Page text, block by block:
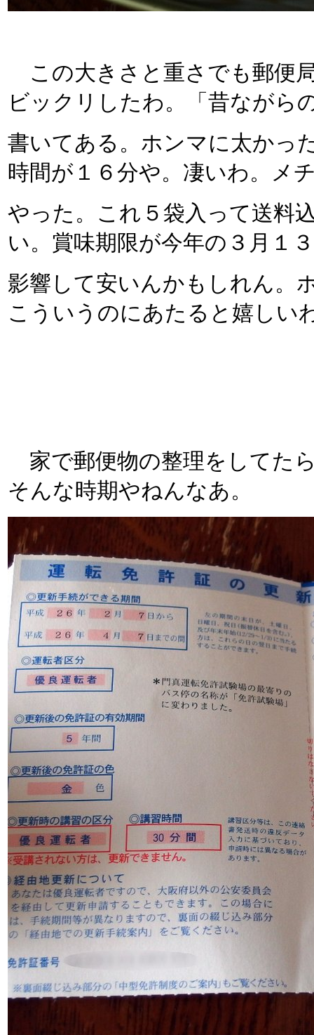
この大きさと重さでも郵便
ビックリしたわ。「昔なが
書いてある。ホンマに太かっ
時間が１６分や。凄いわ。メ
やった。これ５袋入って送料
い。賞味期限が今年の３月１
影響して安いんかもしれん。
こういうのにあたると嬉しい
家で郵便物の整理をしてた
そんな時期やねんなあ。